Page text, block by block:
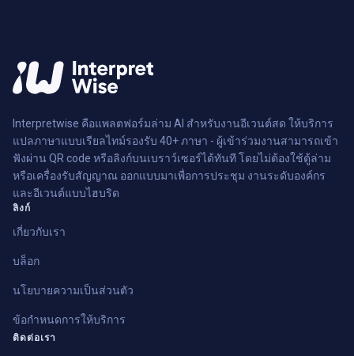
Interpretwise คือแพลตฟอร์มล่าม AI สำหรับงานอีเวนต์สด ให้บริการ
แปลภาษาแบบเรียลไทม์รองรับ 40+ ภาษา - ผู้เข้าร่วมงานสามารถเข้า
ฟังผ่าน QR code หรือลิงก์บนเบราว์เซอร์ได้ทันที โดยไม่ต้องใช้ตู้ล่าม
หรือเครื่องรับสัญญาณ ออกแบบมาเพื่อการประชุม งานระดับองค์กร
และอีเวนต์แบบไฮบริด
ลิงก์
เกี่ยวกับเรา
บล็อก
นโยบายความเป็นส่วนตัว
ข้อกำหนดการให้บริการ
ติดต่อเรา